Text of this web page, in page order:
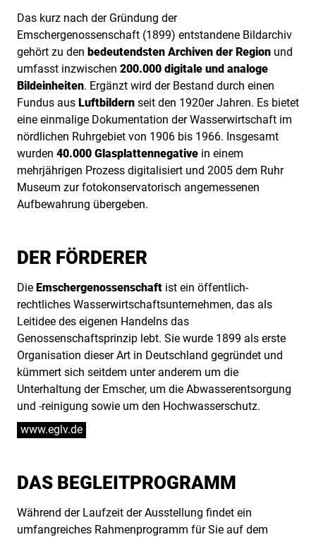
Das kurz nach der Gründung der
Emschergenossenschaft (1899) entstandene Bildarchiv
gehört zu den bedeutendsten Archiven der Region und
umfasst inzwischen 200.000 digitale und analoge
Bildeinheiten. Ergänzt wird der Bestand durch einen
Fundus aus Luftbildern seit den 1920er Jahren. Es bietet
eine einmalige Dokumentation der Wasserwirtschaft im
nördlichen Ruhrgebiet von 1906 bis 1966. Insgesamt
wurden 40.000 Glasplattennegative in einem
mehrjährigen Prozess digitalisiert und 2005 dem Ruhr
Museum zur fotokonservatorisch angemessenen
Aufbewahrung übergeben.
DER FÖRDERER
Die Emschergenossenschaft ist ein öffentlich-
rechtliches Wasserwirtschaftsunternehmen, das als
Leitidee des eigenen Handelns das
Genossenschaftsprinzip lebt. Sie wurde 1899 als erste
Organisation dieser Art in Deutschland gegründet und
kümmert sich seitdem unter anderem um die
Unterhaltung der Emscher, um die Abwasserentsorgung
und -reinigung sowie um den Hochwasserschutz.
www.eglv.de
DAS BEGLEITPROGRAMM
Während der Laufzeit der Ausstellung findet ein
umfangreiches Rahmenprogramm für Sie auf dem